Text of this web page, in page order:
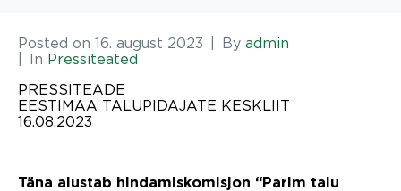
Posted on 16. august 2023 By admin
In Pressiteated
PRESSITEADE
EESTIMAA TALUPIDAJATE KESKLIIT
16.08.2023
Täna alustab hindamiskomisjon “Parim talu